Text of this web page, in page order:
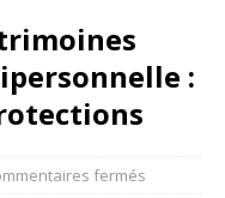
:
fermés